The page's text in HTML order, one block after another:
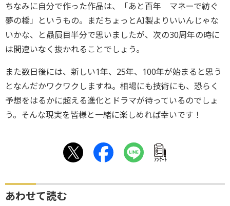
ちなみに自分で作った作品は、「あと百年 マネーで紡ぐ
夢の橋」というもの。まだちょっとAI製よりいいんじゃな
いかな、と贔屓目半分で思いましたが、次の30周年の時に
は間違いなく抜かれることでしょう。
また数日後には、新しい1年、25年、100年が始まると思う
となんだかワクワクしますね。相場にも技術にも、恐らく
予想をはるかに超える進化とドラマが待っているのでしょ
う。そんな現実を皆様と一緒に楽しめれば幸いです！
ｱﾝｹｰﾄ
あわせて読む